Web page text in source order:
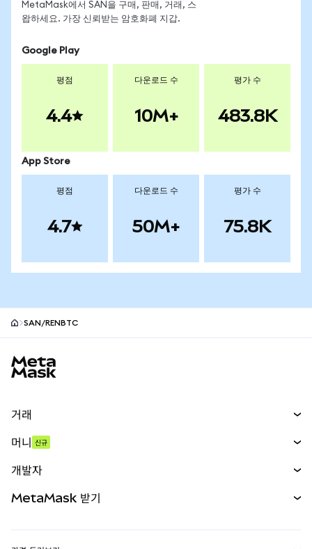
MetaMask에서 SAN을 구매, 판매, 거래, 스
왑하세요. 가장 신뢰받는 암호화폐 지갑.
Google Play
평점
4.4
다운로드 수
10M+
평가 수
483.8K
App Store
평점
4.7
다운로드 수
50M+
평가 수
75.8K
SAN/RENBTC
거래
무기한 선물
실물자산
머니 신규
개발자
MetaMask 받기